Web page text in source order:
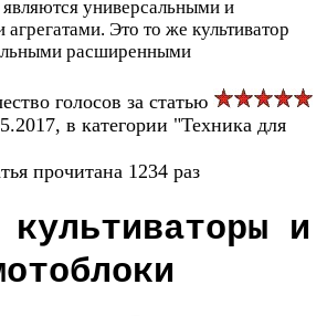
универсальными и
Это то же культиватор
расширенными
голосов за статью
в категории "Техника для
прочитана 1234 раз
культиваторы и